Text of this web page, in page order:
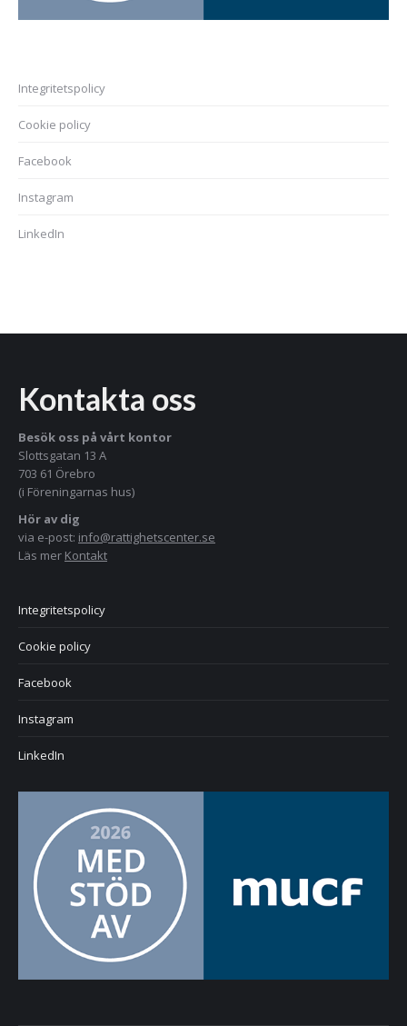
Integritetspolicy
Cookie policy
Facebook
Instagram
LinkedIn
Kontakta oss
Besök oss på vårt kontor
Slottsgatan 13 A
703 61 Örebro
(i Föreningarnas hus)
Hör av dig
via e-post: info@rattighetscenter.se
Läs mer Kontakt
Integritetspolicy
Cookie policy
Facebook
Instagram
LinkedIn